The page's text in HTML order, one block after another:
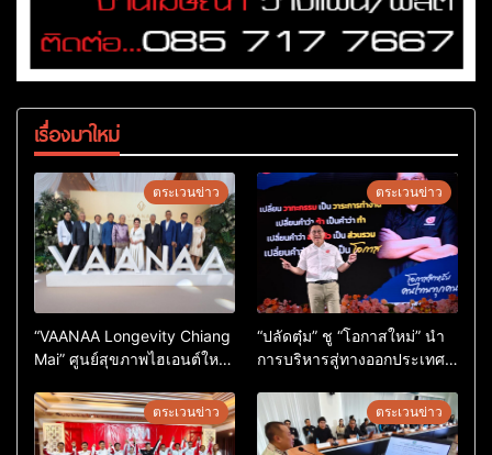
เรื่องมาใหม่
ตระเวนข่าว
“VAANAA Longevity Chiang
Mai” ศูนย์สุขภาพไฮเอนต์ใหญ่
ตระเวนข่าว
“ปลัดตุ๋ม” ชู “โอกาสใหม่” นำ
การบริหารสู่ทางออกประเทศ
ตระเวนข่าว ตระเวนข่าว